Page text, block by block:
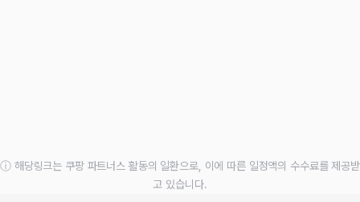
ⓘ 해당링크는 쿠팡 파트너스 활동의 일환으로, 이에 따른 일정액의 수수료를 제공받
고 있습니다.